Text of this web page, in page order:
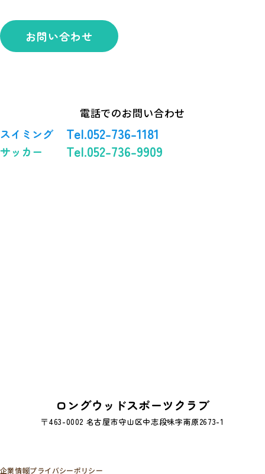
お問い合わせ
電話でのお問い合わせ
スイミング Tel.052-736-1181
サッカー Tel.052-736-9909
ロングウッドスポーツクラブ
〒463-0002 名古屋市守山区中志段味字南原2673-1
企業情報プライバシーポリシー